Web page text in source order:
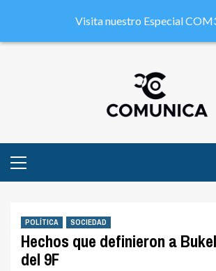
POLÍTICA SOCIEDAD
Hechos que definieron a
del 9F
Visita nuestro Especial